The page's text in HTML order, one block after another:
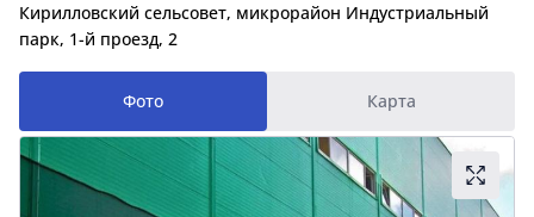
Кирилловский сельсовет, микрорайон Индустриальный
парк, 1-й проезд, 2
Фото Карта